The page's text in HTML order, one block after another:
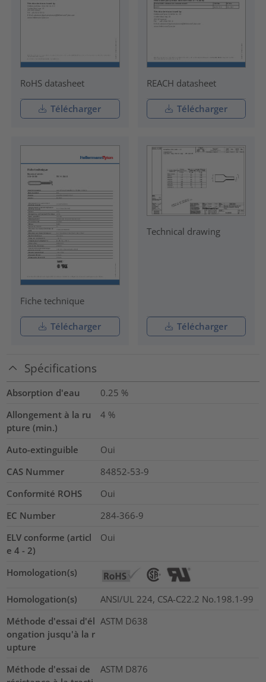
RoHS datasheet
Télécharger
REACH datasheet
Télécharger
Fiche technique
Télécharger
Technical drawing
Télécharger
Spécifications
Absorption d'eau 0.25 %
Allongement à la ru
pture (min.)
4 %
Auto-extinguible
Oui
CAS Nummer
84852-53-9
Conformité ROHS
Oui
EC Number
284-366-9
ELV conforme (articl
e 4 - 2)
Oui
Homologation(s)
Homologation(s)
ANSI/UL 224, CSA-C22.2 No.198.1-99
Méthode d'essai d'él
ongation jusqu'à la r
upture
ASTM D638
Méthode d'essai de
ASTM D876